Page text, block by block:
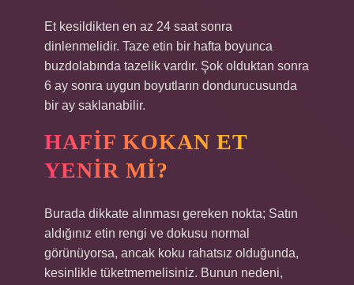
Et kesildikten en az 24 saat sonra
dinlenmelidir. Taze etin bir hafta boyunca
buzdolabında tazelik vardır. Şok olduktan sonra
6 ay sonra uygun boyutların dondurucusunda
bir ay saklanabilir.
HAFIF KOKAN ET
YENIR MI?
Burada dikkate alınması gereken nokta; Satın
aldığınız etin rengi ve dokusu normal
görünüyorsa, ancak koku rahatsız olduğunda,
kesinlikle tüketmemelisiniz. Bunun nedeni,